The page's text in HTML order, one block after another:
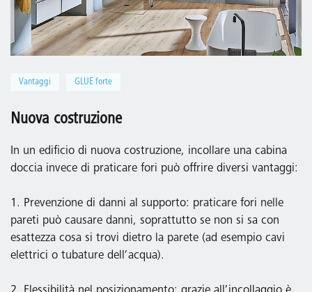
Vantaggi GLUE forte
Nuova costruzione
In un edificio di nuova costruzione, incollare una cabina
doccia invece di praticare fori può offrire diversi vantaggi:
1. Prevenzione di danni al supporto: praticare fori nelle
pareti può causare danni, soprattutto se non si sa con
esattezza cosa si trovi dietro la parete (ad esempio cavi
elettrici o tubature dell’acqua).